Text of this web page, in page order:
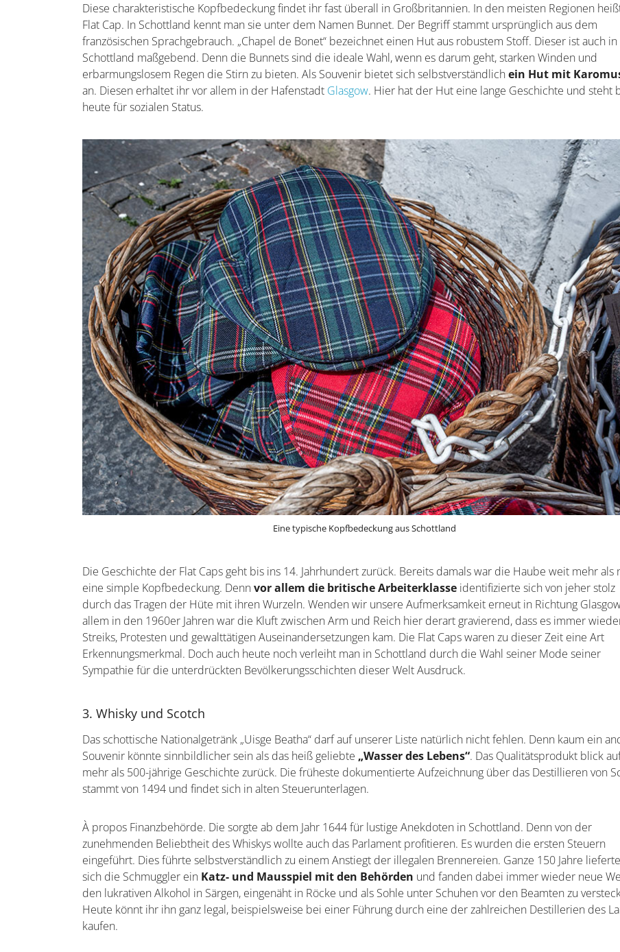
Diese charakteristische Kopfbedeckung findet ihr fast überall in Großbritannien. In den meisten Regionen
Flat Cap. In Schottland kennt man sie unter dem Namen Bunnet. Der Begriff stammt ursprünglich aus dem
französischen Sprachgebrauch. „Chapel de Bonet“ bezeichnet einen Hut aus robustem Stoff. Dieser ist auch in
Schottland maßgebend. Denn die Bunnets sind die ideale Wahl, wenn es darum geht, starken Winden und
erbarmungslosem Regen die Stirn zu bieten. Als Souvenir bietet sich selbstverständlichein Hut mit
an. Diesen erhaltet ihr vor allem in der Hafenstadt Glasgow. Hier hat der Hut eine lange Geschichte und steht
heute für sozialen Status.
Eine typische Kopfbedeckung aus Schottland
Die Geschichte der Flat Caps geht bis ins 14. Jahrhundert zurück. Bereits damals war die Haube weit mehr als
eine simple Kopfbedeckung. Dennvor allem die britische Arbeiterklasse identifizierte sich von jeher stolz
durch das Tragen der Hüte mit ihren Wurzeln. Wenden wir unsere Aufmerksamkeit erneut in Richtung
allem in den 1960er Jahren war die Kluft zwischen Arm und Reich hier derart gravierend, dass es immer
Streiks, Protesten und gewalttätigen Auseinandersetzungen kam. Die Flat Caps waren zu dieser Zeit eine Art
Erkennungsmerkmal. Doch auch heute noch verleiht man in Schottland durch die Wahl seiner Mode seiner
Sympathie für die unterdrückten Bevölkerungsschichten dieser Welt Ausdruck.
3. Whisky und Scotch
Das schottische Nationalgetränk „Uisge Beatha“ darf auf unserer Liste natürlich nicht fehlen. Denn kaum ein
Souvenir könnte sinnbildlicher sein als das heiß geliebte „Wasser des Lebens“. Das Qualitätsprodukt blick
mehr als 500-jährige Geschichte zurück. Die früheste dokumentierte Aufzeichnung über das Destillieren von
stammt von 1494 und findet sich in alten Steuerunterlagen.
À propos Finanzbehörde. Die sorgte ab dem Jahr 1644 für lustige Anekdoten in Schottland. Denn von der
zunehmenden Beliebtheit des Whiskys wollte auch das Parlament profitieren. Es wurden die ersten Steuern
eingeführt. Dies führte selbstverständlich zu einem Anstiegt der illegalen Brennereien. Ganze 150 Jahre
sich die Schmuggler ein Katz- und Mausspiel mit den Behörden und fanden dabei immer wieder neue
den lukrativen Alkohol in Särgen, eingenäht in Röcke und als Sohle unter Schuhen vor den Beamten zu
Heute könnt ihr ihn ganz legal, beispielsweise bei einer Führung durch eine der zahlreichen Destillerien des
kaufen.